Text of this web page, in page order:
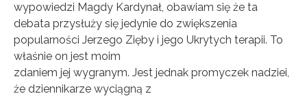
wypowiedzi Magdy Kardynał, obawiam się że ta
debata przysłuży się jedynie do zwiększenia
popularności Jerzego Zięby i jego Ukrytych terapii. To
właśnie on jest moim
zdaniem jej wygranym. Jest jednak promyczek nadziei,
że dziennikarze wyciągną z